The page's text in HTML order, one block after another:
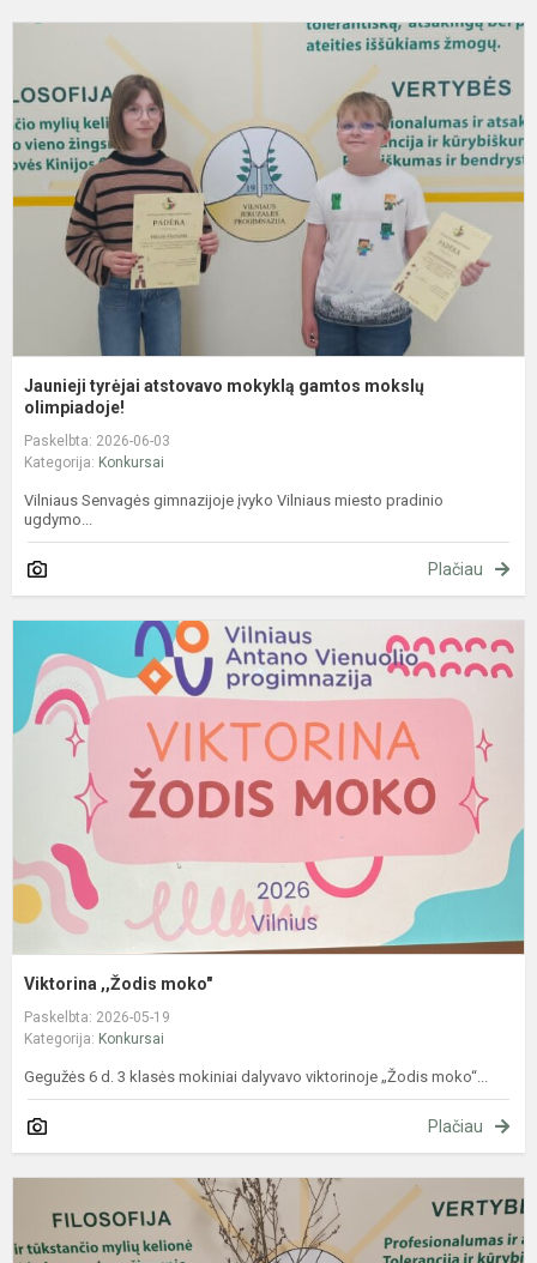
Jaunieji tyrėjai atstovavo mokyklą gamtos mokslų
olimpiadoje!
Paskelbta: 2026-06-03
Kategorija: Konkursai
Vilniaus Senvagės gimnazijoje įvyko Vilniaus miesto pradinio
ugdymo...
Plačiau
Viktorina ,,Žodis moko"
Paskelbta: 2026-05-19
Kategorija: Konkursai
Gegužės 6 d. 3 klasės mokiniai dalyvavo viktorinoje „Žodis moko“...
Plačiau